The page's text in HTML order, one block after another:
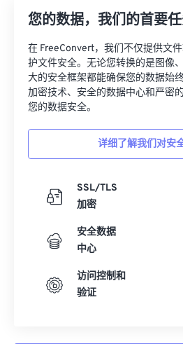
您的数据，我们的首要
在 FreeConvert，我们不仅提供文
护文件安全。无论您转换的是图像
大的安全框架都能确保您的数据始
加密技术、安全的数据中心和严密
您的数据安全。
详细了解我们对安
SSL/TLS
加密
安全数据
中心
访问控制和
验证